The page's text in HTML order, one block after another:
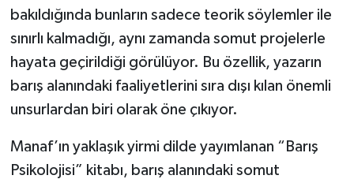
bakıldığında bunların sadece teorik söylemler ile
sınırlı kalmadığı, aynı zamanda somut projelerle
hayata geçirildiği görülüyor. Bu özellik, yazarın
barış alanındaki faaliyetlerini sıra dışı kılan önemli
unsurlardan biri olarak öne çıkıyor.
Manaf’ın yaklaşık yirmi dilde yayımlanan “Barış
Psikolojisi” kitabı, barış alanındaki somut